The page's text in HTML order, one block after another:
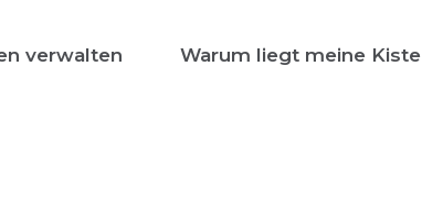
verwalten Warum liegt meine